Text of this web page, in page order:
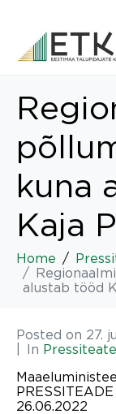
kuna
Kaja
Home
alustab tööd
Posted on 27.
In
PRESSITEADE
26.06.2022